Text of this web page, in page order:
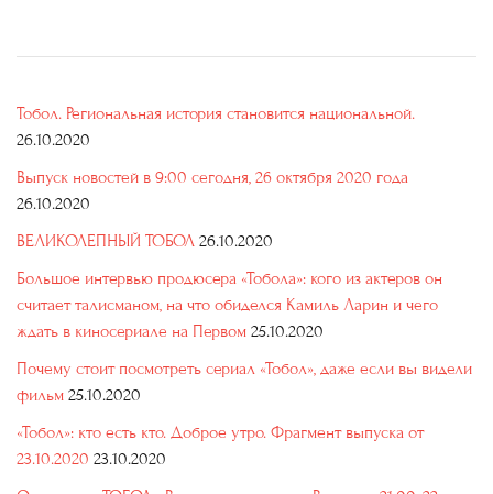
Тобол. Региональная история становится национальной.
26.10.2020
Выпуск новостей в 9:00 сегодня, 26 октября 2020 года
26.10.2020
ВЕЛИКОЛЕПНЫЙ ТОБОЛ 26.10.2020
Большое интервью продюсера «Тобола»: кого из актеров он
считает талисманом, на что обиделся Камиль Ларин и чего
ждать в киносериале на Первом 25.10.2020
Почему стоит посмотреть сериал «Тобол», даже если вы видели
фильм 25.10.2020
«Тобол»: кто есть кто. Доброе утро. Фрагмент выпуска от
23.10.2020 23.10.2020